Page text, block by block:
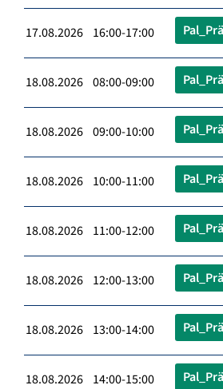
17.08.2026 16:00-17:00
18.08.2026 08:00-09:00
18.08.2026 09:00-10:00
18.08.2026 10:00-11:00
18.08.2026 11:00-12:00
18.08.2026 12:00-13:00
18.08.2026 13:00-14:00
18.08.2026 14:00-15:00